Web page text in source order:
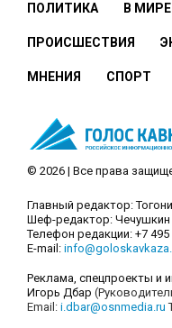
ПОЛИТИКА В МИРЕ
ПРОИСШЕСТВИЯ
МНЕНИЯ СПОРТ
© 2026 | Все права
Главный редактор:
Шеф-редактор: Чечушкин
Телефон редакции: +7 495
E-mail:
Реклама, спецпроекты и
Игорь Дбар
Email: i.dbar@osnmedia.ru